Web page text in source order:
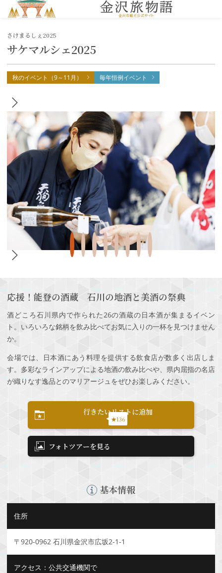
サケマルシェ2025
さけまるしぇ2025
秋のイベント（9～11月） 毎年恒例イベント
応援！能登の酒蔵 石川の地酒と美酒の祭典
酒どころ石川県内で作られた26の酒蔵の日本酒が集まるイベン
ト。いろいろな銘柄を飲み比べてお気に入りの一杯を見つけません
か。
会場では、日本酒にあう料理を提供する飲食店が数多く出店しま
す。多彩なラインアップによる地酒の飲み比べや、県内屈指の名店
が織りなす逸品とのマリアージュをぜひお楽しみください。
行きたいリストに追加
★136
フォトツアーを見る
基本情報
住所
〒920-0962 石川県金沢市広坂2-1-1
アクセス：公共交通機関で